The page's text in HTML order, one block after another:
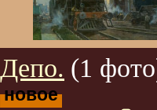
Депо. (1
новое